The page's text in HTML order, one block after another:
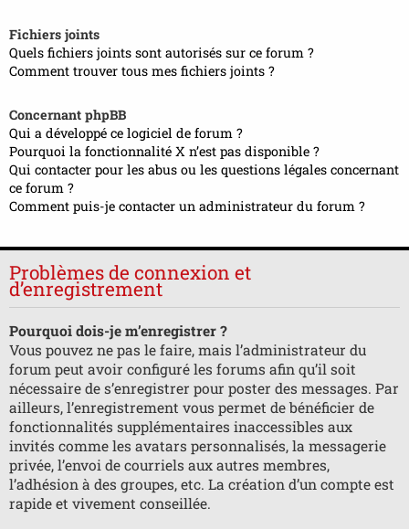
Fichiers joints
Quels fichiers joints sont autorisés sur ce forum ?
Comment trouver tous mes fichiers joints ?
Concernant phpBB
Qui a développé ce logiciel de forum ?
Pourquoi la fonctionnalité X n’est pas disponible ?
Qui contacter pour les abus ou les questions légales concernant
ce forum ?
Comment puis-je contacter un administrateur du forum ?
Problèmes de connexion et
d’enregistrement
Pourquoi dois-je m’enregistrer ?
Vous pouvez ne pas le faire, mais l’administrateur du
forum peut avoir configuré les forums afin qu’il soit
nécessaire de s’enregistrer pour poster des messages. Par
ailleurs, l’enregistrement vous permet de bénéficier de
fonctionnalités supplémentaires inaccessibles aux
invités comme les avatars personnalisés, la messagerie
privée, l’envoi de courriels aux autres membres,
l’adhésion à des groupes, etc. La création d’un compte est
rapide et vivement conseillée.